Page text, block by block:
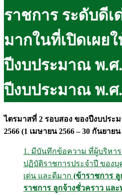
ราชการ ระดับดี
มากในที่เปิดเผย
ปีงบประมาณ พ.ศ.
ปีงบประมาณ พ.ศ
ไตรมาสที่ 2 รอบสอง ของปีงบประ
2566 (1 เมษายน2566– 30 กันยายน
1. มีบันทึกข้อความ ที่ผู้บริหา
ปฏิบัติราชการประจำปี ของ
เด่น และดีมาก (ข้าราชการ
ราชการ ลูกจ้างชั่วคราว แล